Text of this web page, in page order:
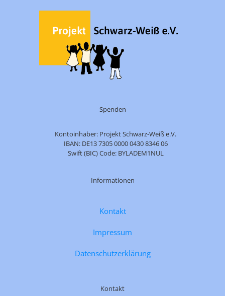
Spenden
Kontoinhaber: Projekt Schwarz-Weiß e.V.
IBAN: DE13 7305 0000 0430 8346 06
Swift (BIC) Code: BYLADEM1NUL
Informationen
Kontakt
Impressum
Datenschutzerklärung
Kontakt